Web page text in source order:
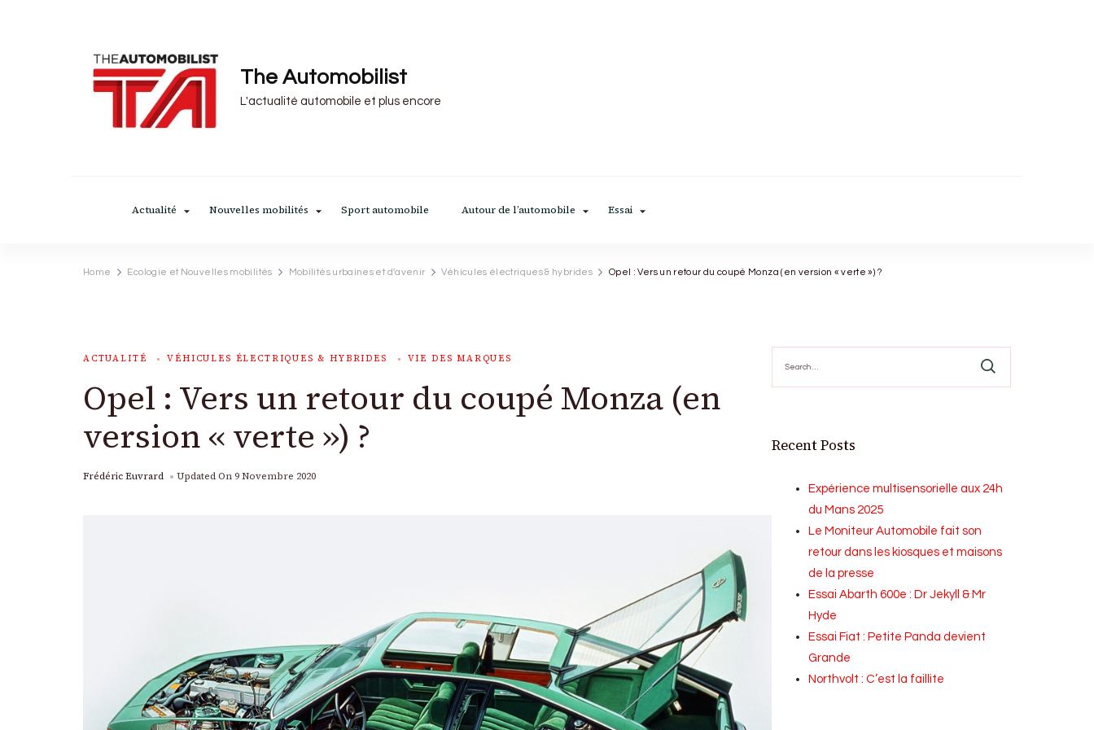
The Automobilist
L'actualité automobile et plus encore
Actualité Nouvelles mobilités Sport automobile Autour de l’automobile Essai
Home Ecologie et Nouvelles mobilités Mobilités urbaines et d'avenir Véhicules électriques & hybrides Opel : Vers un retour du coupé Monza (en version « verte ») ?
ACTUALITÉ VÉHICULES ÉLECTRIQUES & HYBRIDES VIE DES MARQUES
Opel : Vers un retour du coupé Monza (en
version « verte ») ?
Frédéric Euvrard Updated On9 Novembre 2020
for:
Recent Posts
Expérience multisensorielle aux 24h
du Mans 2025
Le Moniteur Automobile fait son
retour dans les kiosques et maisons
de la presse
Essai Abarth 600e : Dr Jekyll & Mr
Hyde
Essai Fiat : Petite Panda devient
Grande
Northvolt : C’est la faillite